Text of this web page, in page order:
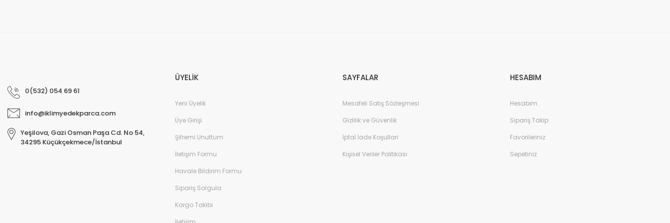
0(532) 054 69 61
info@iklimyedekparca.com
Yeşilova, Gazi Osman Paşa Cd. No 54,
34295 Küçükçekmece/İstanbul
ÜYELİK
Yeni Üyelik
Üye Girişi
Şifremi Unuttum
İletişim Formu
Havale Bildirim Formu
Sipariş Sorgula
Kargo Takibi
SAYFALAR
Mesafeli Satış Sözleşmesi
Gizlilik ve Güvenlik
İptal İade Koşullari
Kişisel Veriler Politikası
HESABIM
Hesabım
Sipariş Takip
Favorileriniz
Sepetiniz